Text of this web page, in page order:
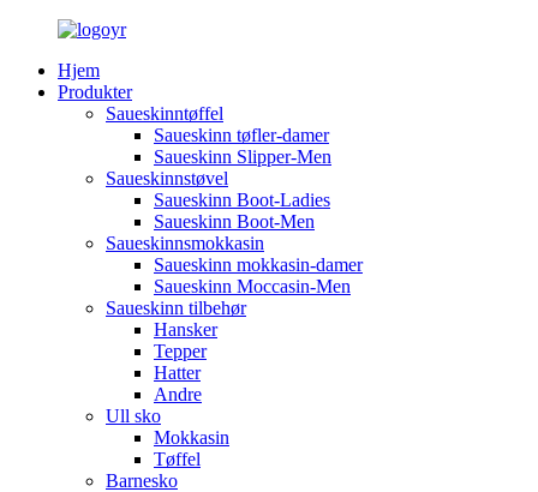
Hjem
Produkter
Saueskinntøffel
Saueskinn tøfler-damer
Saueskinn Slipper-Men
Saueskinnstøvel
Saueskinn Boot-Ladies
Saueskinn Boot-Men
Saueskinnsmokkasin
Saueskinn mokkasin-damer
Saueskinn Moccasin-Men
Saueskinn tilbehør
Hansker
Tepper
Hatter
Andre
Ull sko
Mokkasin
Tøffel
Barnesko